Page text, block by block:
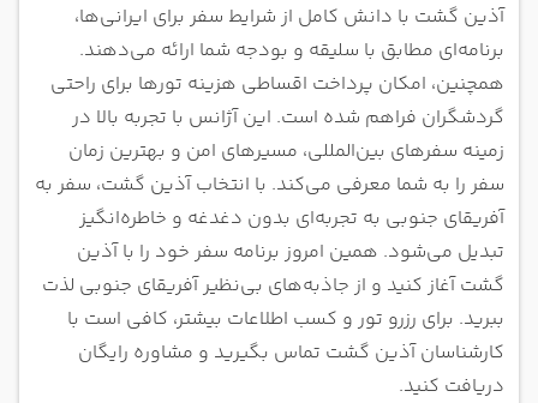
آذین گشت با دانش کامل از شرایط سفر برای ایرانی‌ها،
برنامه‌ای مطابق با سلیقه و بودجه شما ارائه می‌دهند.
همچنین، امکان پرداخت اقساطی هزینه تورها برای راحتی
گردشگران فراهم شده است. این آژانس با تجربه بالا در
زمینه سفرهای بین‌المللی، مسیرهای امن و بهترین زمان
سفر را به شما معرفی می‌کند. با انتخاب آذین گشت، سفر به
آفریقای جنوبی به تجربه‌ای بدون دغدغه و خاطره‌انگیز
تبدیل می‌شود. همین امروز برنامه سفر خود را با آذین
گشت آغاز کنید و از جاذبه‌های بی‌نظیر آفریقای جنوبی لذت
ببرید. برای رزرو تور و کسب اطلاعات بیشتر، کافی است با
کارشناسان آذین گشت تماس بگیرید و مشاوره رایگان
دریافت کنید.